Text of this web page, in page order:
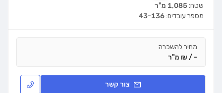
שטח:1,085 מ"ר
מספר עובדים:43-136
מחיר להשכרה
- / ₪ מ"ר
צור קשר